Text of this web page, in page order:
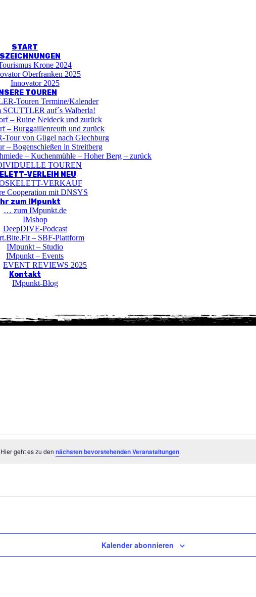
START
Krone 2024
Oberfranken 2025
Innovator 2025
TOUREN
Touren Termine/Kalender
SCUTTLER auf´s Walberla!
– Ruine Neideck und zurück
– Burggaillenreuth und zurück
Tour von Gügel nach Giechburg
– Bogenschießen in Streitberg
– Kuchenmühle – Hoher Berg – zurück
TOUREN
VERLEIH NEU
VERKAUF
Cooperation mit DNSYS
zum IMpunkt
… zum IMpunkt.de
IMshop
DeepDIVE-Podcast
– SBF-Plattform
IMpunkt – Studio
IMpunkt – Events
EVENT REVIEWS 2025
Kontakt
IMpunkt-Blog
geht es zu den nächsten bevorstehenden Veranstaltungen.
Kalender abonnieren